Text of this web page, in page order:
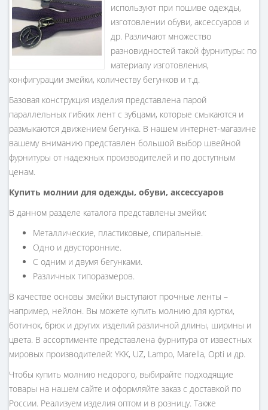
используют при пошиве одежды,
изготовлении обуви, аксессуаров и
др. Различают множество
разновидностей такой фурнитуры: по
материалу изготовления,
конфигурации змейки, количеству бегунков и т.д.
Базовая конструкция изделия представлена парой
параллельных гибких лент с зубцами, которые смыкаются и
размыкаются движением бегунка. В нашем интернет-магазине
вашему вниманию представлен большой выбор швейной
фурнитуры от надежных производителей и по доступным
ценам.
Купить молнии для одежды, обуви, аксессуаров
В данном разделе каталога представлены змейки:
Металлические, пластиковые, спиральные.
Одно и двусторонние.
С одним и двумя бегунками.
Различных типоразмеров.
В качестве основы змейки выступают прочные ленты –
например, нейлон. Вы можете купить молнию для куртки,
ботинок, брюк и других изделий различной длины, ширины и
цвета. В ассортименте представлена фурнитура от известных
мировых производителей: YKK, UZ, Lampo, Marella, Opti и др.
Чтобы купить молнию недорого, выбирайте подходящие
товары на нашем сайте и оформляйте заказ с доставкой по
России. Реализуем изделия оптом и в розницу. Также